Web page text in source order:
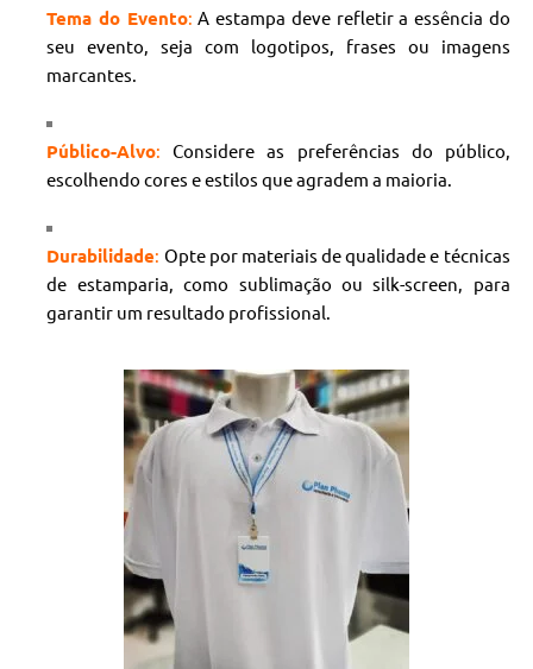
Tema do Evento: A estampa deve refletir a essência do
seu evento, seja com logotipos, frases ou imagens
marcantes.
Público-Alvo: Considere as preferências do público,
escolhendo cores e estilos que agradem a maioria.
Durabilidade: Opte por materiais de qualidade e técnicas
de estamparia, como sublimação ou silk-screen, para
garantir um resultado profissional.